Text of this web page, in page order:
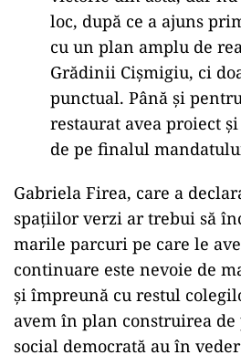
loc, după ce a ajuns
cu un plan amplu de
Grădinii Cișmigiu, ci
punctual. Până și
restaurat avea proiect
de pe finalul
Gabriela Firea, care a
spațiilor verzi ar trebui să
marile parcuri pe care le
continuare este nevoie de
și împreună cu restul
avem în plan construirea
social democrată au în